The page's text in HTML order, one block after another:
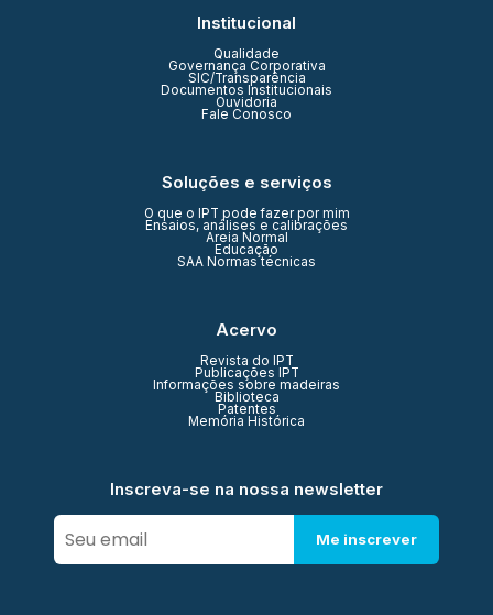
Institucional
Qualidade
Governança Corporativa
SIC/Transparência
Documentos Institucionais
Ouvidoria
Fale Conosco
Soluções e serviços
O que o IPT pode fazer por mim
Ensaios, análises e calibrações
Areia Normal
Educação
SAA Normas técnicas
Acervo
Revista do IPT
Publicações IPT
Informações sobre madeiras
Biblioteca
Patentes
Memória Histórica
Inscreva-se na nossa newsletter
Me inscrever